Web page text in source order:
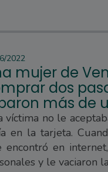
2022
mujer de
dos
más de
víctima no le
en la tarjeta.
encontró en
y le vaciaron